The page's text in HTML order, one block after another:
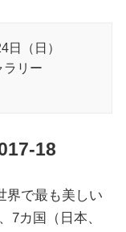
（日）
ラリー
18
界で最も美しい
7カ国（日本、